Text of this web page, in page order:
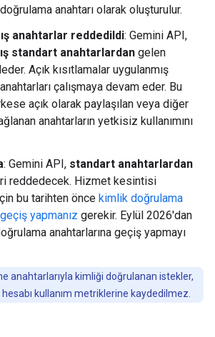
anahtarı olarak oluşturulur.
anahtarlar reddedildi: Gemini API,
standart anahtarlardan gelen
Açık kısıtlamalar uygulanmış
çalışmaya devam eder. Bu
açık olarak paylaşılan veya diğer
anahtarların yetkisiz kullanımını
: Gemini API, standart anahtarlardan
reddedecek. Hizmet kesintisi
bu tarihten önce kimlik doğrulama
yapmanız gerekir. Eylül 2026'dan
anahtarlarına geçiş yapmayı
anahtarlarıyla kimliği doğrulanan istekler,
kullanım metriklerine kaydedilmez.